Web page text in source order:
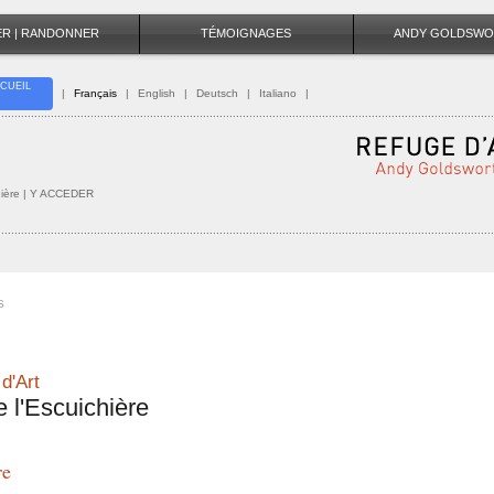
| RANDONNER TÉMOIGNAGES ANDY
| Français | English | Deutsch | Italiano |
| Y ACCEDER
l'Escuichière